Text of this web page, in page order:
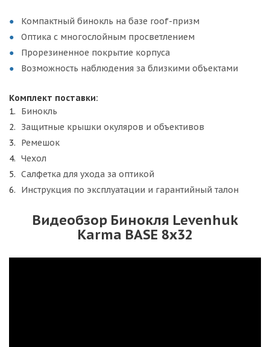
Компактный бинокль на базе roof-призм
Оптика с многослойным просветлением
Прорезиненное покрытие корпуса
Возможность наблюдения за близкими объектами
Комплект поставки:
Бинокль
Защитные крышки окуляров и объективов
Ремешок
Чехол
Салфетка для ухода за оптикой
Инструкция по эксплуатации и гарантийный талон
Видеобзор Бинокля Levenhuk
Karma BASE 8x32